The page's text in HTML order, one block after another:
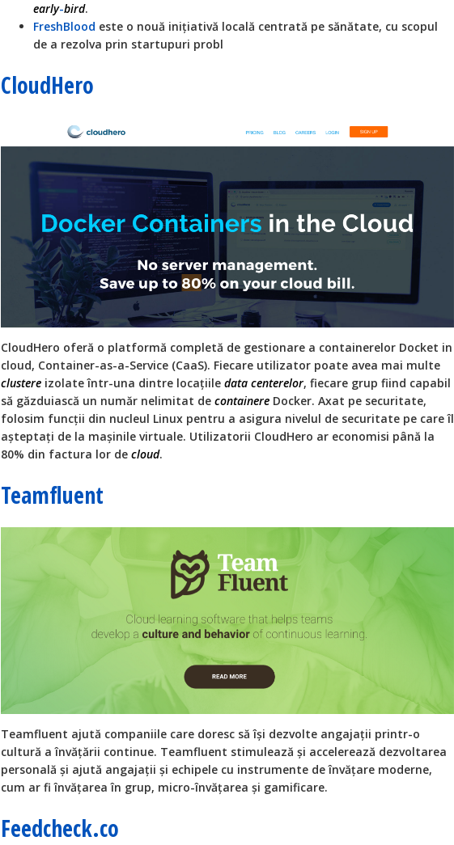
early-bird.
FreshBlood este o nouă inițiativă locală centrată pe sănătate, cu scopul
de a rezolva prin startupuri probl
CloudHero
CloudHero oferă o platformă completă de gestionare a containerelor Docket in
cloud, Container-as-a-Service (CaaS). Fiecare utilizator poate avea mai multe
clustere izolate într-una dintre locațiile data centerelor, fiecare grup fiind capabil
să găzduiască un număr nelimitat de containere Docker. Axat pe securitate,
folosim funcții din nucleul Linux pentru a asigura nivelul de securitate pe care îl
așteptați de la mașinile virtuale. Utilizatorii CloudHero ar economisi până la
80% din factura lor de cloud.
Teamfluent
Teamfluent ajută companiile care doresc să își dezvolte angajații printr-o
cultură a învățării continue. Teamfluent stimulează și accelerează dezvoltarea
personală și ajută angajații și echipele cu instrumente de învățare moderne,
cum ar fi învățarea în grup, micro-învățarea și gamificare.
Feedcheck.co